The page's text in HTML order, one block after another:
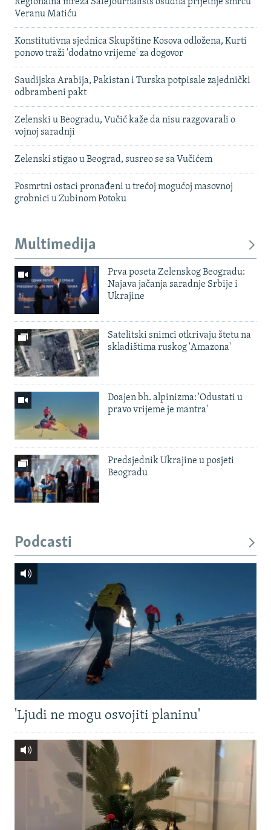
Regionalna mreža SafeJournalists osudila prijetnje smrću
Veranu Matiću
Konstitutivna sjednica Skupštine Kosova odložena, Kurti
ponovo traži 'dodatno vrijeme' za dogovor
Saudijska Arabija, Pakistan i Turska potpisale zajednički
odbrambeni pakt
Zelenski u Beogradu, Vučić kaže da nisu razgovarali o
vojnoj saradnji
Zelenski stigao u Beograd, susreo se sa Vučićem
Posmrtni ostaci pronađeni u trećoj mogućoj masovnoj
grobnici u Zubinom Potoku
Multimedija
Prva poseta Zelenskog Beogradu:
Najava jačanja saradnje Srbije i
Ukrajine
Satelitski snimci otkrivaju štetu na
skladištima ruskog 'Amazona'
Doajen bh. alpinizma: 'Odustati u
pravo vrijeme je mantra'
Predsjednik Ukrajine u posjeti
Beogradu
Podcasti
'Ljudi ne mogu osvojiti planinu'